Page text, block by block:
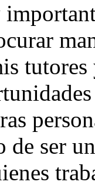
de ser